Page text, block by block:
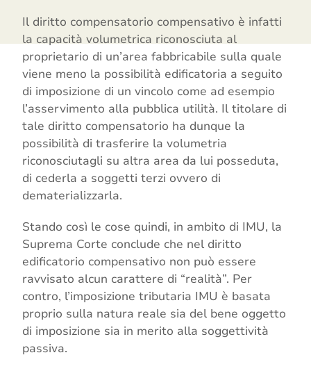
Il diritto compensatorio compensativo è infatti
la capacità volumetrica riconosciuta al
proprietario di un’area fabbricabile sulla quale
viene meno la possibilità edificatoria a seguito
di imposizione di un vincolo come ad esempio
l’asservimento alla pubblica utilità. Il titolare di
tale diritto compensatorio ha dunque la
possibilità di trasferire la volumetria
riconosciutagli su altra area da lui posseduta,
di cederla a soggetti terzi ovvero di
dematerializzarla.
Stando così le cose quindi, in ambito di IMU, la
Suprema Corte conclude che nel diritto
edificatorio compensativo non può essere
ravvisato alcun carattere di “realità”. Per
contro, l’imposizione tributaria IMU è basata
proprio sulla natura reale sia del bene oggetto
di imposizione sia in merito alla soggettività
passiva.